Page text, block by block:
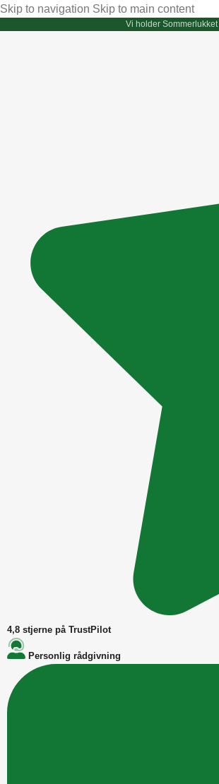
Skip to navigation Skip to main content
Vi holderSommerlukket
4,8 stjerne på TrustPilot
Personlig rådgivning